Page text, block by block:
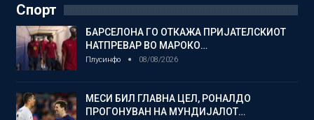
Спорт
БАРСЕЛОНА ГО ОТКАЖА ПРИЈАТЕЛСКИОТ
НАТПРЕВАР ВО МАРОКО…
Плусинфо 08/08/2026
МЕСИ БИЛ ГЛАВНА ЦЕЛ, РОНАЛДО
ПРОГОНУВАН НА МУНДИЈАЛОТ…